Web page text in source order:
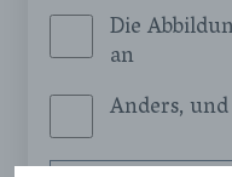
Die
an
Anders,